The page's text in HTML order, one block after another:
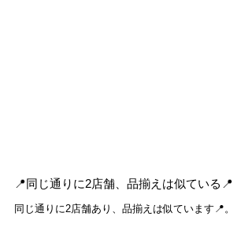
📍同じ通りに2店舗、品揃えは似ている📍
同じ通りに2店舗あり、品揃えは似ています📍。